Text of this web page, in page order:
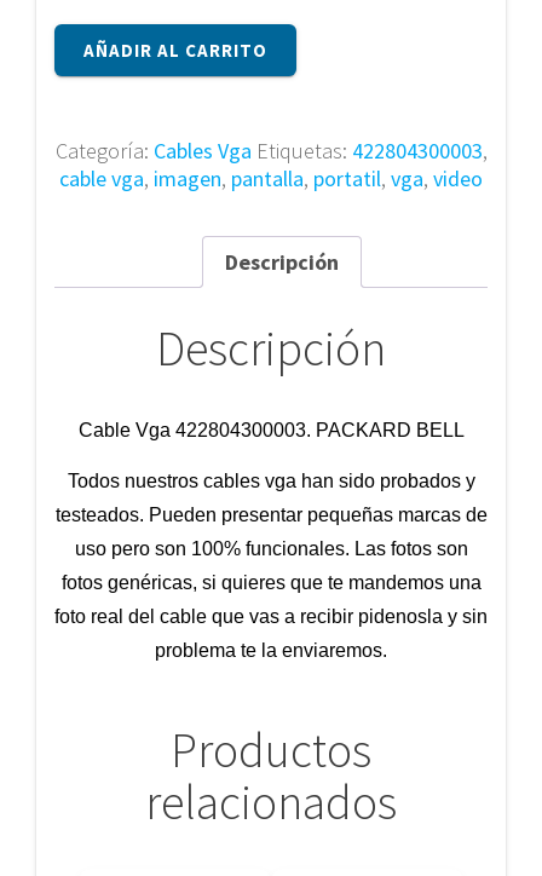
Cable
Vga
AÑADIR AL CARRITO
Categoría: Cables Vga Etiquetas: 422804300003,
cable vga, imagen, pantalla, portatil, vga, video
Descripción
Descripción
Cable Vga 422804300003. PACKARD BELL
Todos nuestros cables vga han sido probados y
testeados. Pueden presentar pequeñas marcas de
uso pero son 100% funcionales. Las fotos son
fotos genéricas, si quieres que te mandemos una
foto real del cable que vas a recibir pidenosla y sin
problema te la enviaremos.
Productos
relacionados